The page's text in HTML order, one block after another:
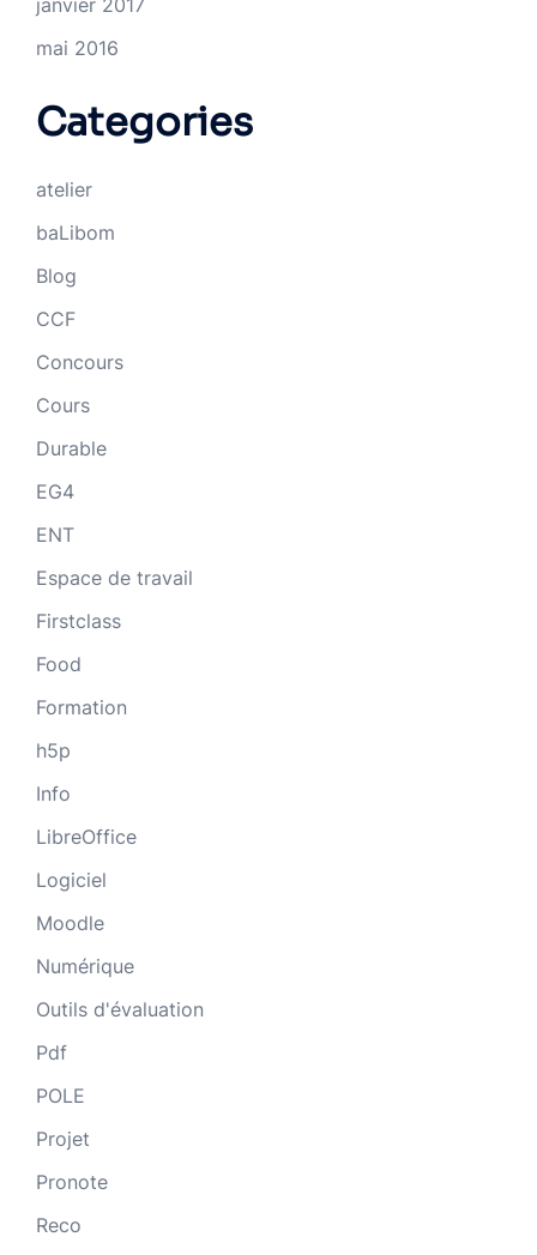
janvier 2017
mai 2016
Categories
atelier
baLibom
Blog
CCF
Concours
Cours
Durable
EG4
ENT
Espace de travail
Firstclass
Food
Formation
h5p
Info
LibreOffice
Logiciel
Moodle
Numérique
Outils d'évaluation
Pdf
POLE
Projet
Pronote
Reco